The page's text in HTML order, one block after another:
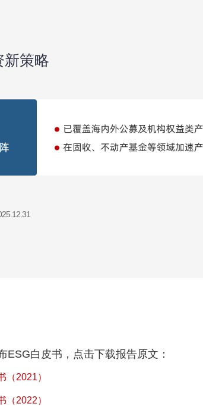
新策略
ESG白皮书，点击下载报告原文：
（2021）
（2022）